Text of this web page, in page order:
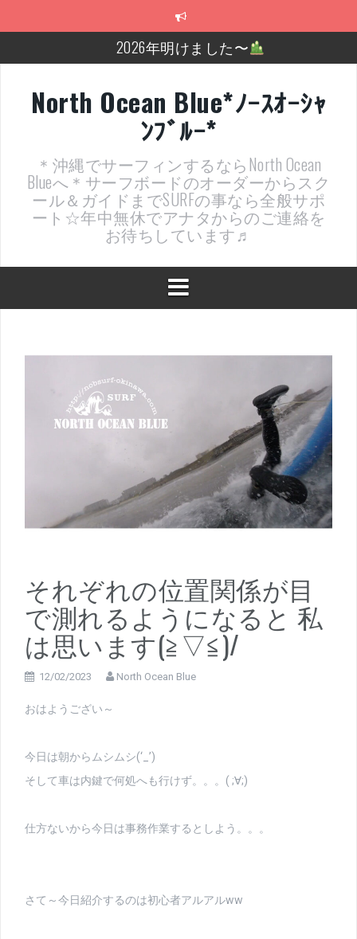
2026年明けました〜
近況報告ww
ヤッチマッターーーー！！！
支部長就任報告と支部予選・検定開催決定！
近況報告～
North Ocean Blue*ﾉｰｽｵｰｼｬ
ﾝﾌﾞﾙｰ*
＊沖縄でサーフィンするならNorth Ocean
Blueへ＊サーフボードのオーダーからスク
ール＆ガイドまでSURFの事なら全般サポ
ート☆年中無休でアナタからのご連絡を
お待ちしています♬
それぞれの位置関係が目
で測れるようになると 私
は思います(≧▽≦)/
12/02/2023 North Ocean Blue
おはようござい～
今日は朝からムシムシ(‘_’)
そして車は内鍵で何処へも行けず。。。( ;∀;)
仕方ないから今日は事務作業するとしよう。。。
さて～今日紹介するのは初心者アルアルww